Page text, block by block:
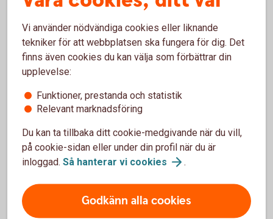
(sva.se)
Som lantbrukare är du van att hantera olika typer av
störningar. Du är beredd på det som avviker. Men oavsett
anar den. Det är just det som är en kris – allt annat är bara
en förberedd svacka i verksamheten.
Dubbel nytta av beredskapen
Kanske kan du i ditt arbete med att öka motståndskraften i
ditt företag slå två flugor i en smäll och även se över hur du
kan minska resursförbrukningen. Det kan till exempel
Vi använder nödvändiga cookies eller liknande
tekniker för att webbplatsen ska fungera för dig. Det
finns även cookies du kan välja som förbättrar din
upplevelse:
Funktioner, prestanda och statistik
Relevant marknadsföring
Du kan ta tillbaka ditt cookie-medgivande när du vill,
på cookie-sidan eller under din profil när du är
inloggad. Så hanterar vi cookies .
Godkänn alla cookies